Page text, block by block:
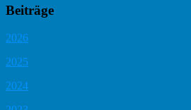
Beiträge
2026
2025
2024